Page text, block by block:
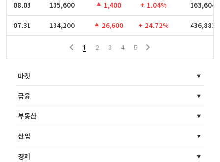
08.03
07.31
08.03 135,600 1,400 + 1.04% 163,604
07.31 134,200 26,600 + 24.72% 436,883
1 2 3 4 5
마켓
금융
부동산
산업
경제